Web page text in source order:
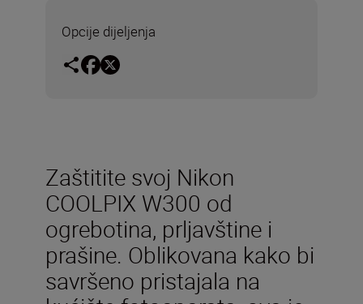
Opcije dijeljenja
Zaštitite svoj Nikon
COOLPIX W300 od
ogrebotina, prljavštine i
prašine. Oblikovana kako bi
savršeno pristajala na